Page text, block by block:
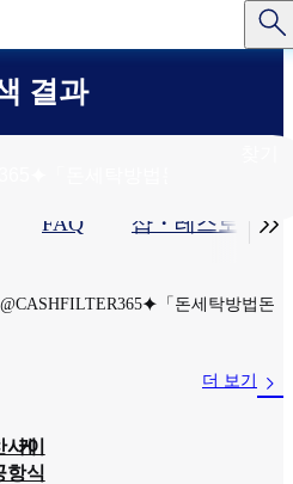
결과
FAQ 샵・레스토랑​ 
「돈세탁방법돈
더 보기
케
사이
항식